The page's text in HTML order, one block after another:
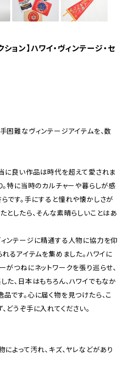
ション】ハワイ・ヴィンテージ・セ
困難なヴィンテージアイテムを、数
に良い作品は時代を超えて愛されま
。特に当時のカルチャーや暮らしが感
です。手にすると憧れや懐かしさが
としたら、そんな素晴らしいことはあ
ンテージに精通する人物に協力を仰
れるアイテムを集めました。ハワイに
がつねにネットワークを張り巡らせ、
た、日本はもちろん、ハワイでもなか
です。心に届く物を見つけたら、こ
どうぞ手に入れてください。
によって汚れ、キズ、ヤレなどがあり